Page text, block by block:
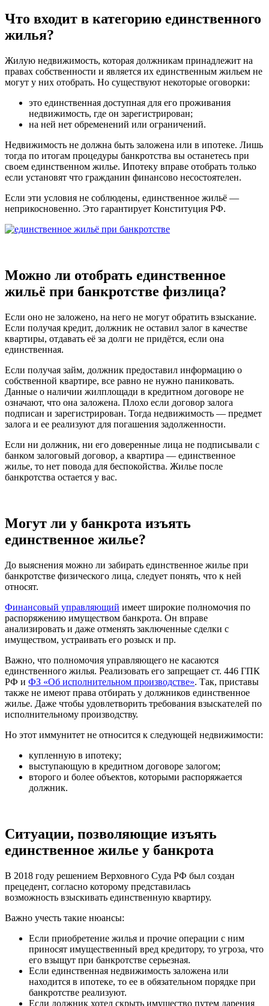
Что входит в категорию единственного
жилья?
Жилую недвижимость, которая должникам принадлежит на
правах собственности и является их единственным жильем не
могут у них отобрать. Но существуют некоторые оговорки:
это единственная доступная для его проживания
недвижимость, где он зарегистрирован;
на ней нет обременений или ограничений.
Недвижимость не должна быть заложена или в ипотеке. Лишь
тогда по итогам процедуры банкротства вы останетесь при
своем единственном жилье. Ипотеку вправе отобрать только
если установят что гражданин финансово несостоятелен.
Если эти условия не соблюдены, единственное жильё —
неприкосновенно. Это гарантирует Конституция РФ.
Можно ли отобрать единственное
жильё при банкротстве физлица?
Если оно не заложено, на него не могут обратить взыскание.
Если получая кредит, должник не оставил залог в качестве
квартиры, отдавать её за долги не придётся, если она
единственная.
Если получая займ, должник предоставил информацию о
собственной квартире, все равно не нужно паниковать.
Данные о наличии жилплощади в кредитном договоре не
означают, что она заложена. Плохо если договор залога
подписан и зарегистрирован. Тогда недвижимость — предмет
залога и ее реализуют для погашения задолженности.
Если ни должник, ни его доверенные лица не подписывали с
банком залоговый договор, а квартира — единственное
жилье, то нет повода для беспокойства. Жилье после
банкротства остается у вас.
Могут ли у банкрота изъять
единственное жилье?
До выяснения можно ли забирать единственное жилье при
банкротстве физического лица, следует понять, что к ней
относят.
Финансовый управляющий имеет широкие полномочия по
распоряжению имуществом банкрота. Он вправе
анализировать и даже отменять заключенные сделки с
имуществом, устраивать его розыск и пр.
Важно, что полномочия управляющего не касаются
единственного жилья. Реализовать его запрещает ст. 446 ГПК
РФ и ФЗ «Об исполнительном производстве». Так, приставы
также не имеют права отбирать у должников единственное
жилье. Даже чтобы удовлетворить требования взыскателей по
исполнительному производству.
Но этот иммунитет не относится к следующей недвижимости:
купленную в ипотеку;
выступающую в кредитном договоре залогом;
второго и более объектов, которыми распоряжается
должник.
Ситуации, позволяющие изъять
единственное жилье у банкрота
В 2018 году решением Верховного Суда РФ был создан
прецедент, согласно которому представилась
возможность взыскивать единственную квартиру.
Важно учесть такие нюансы:
Если приобретение жилья и прочие операции с ним
приносят имущественный вред кредитору, то угроза, что
его взыщут при банкротстве серьезная.
Если единственная недвижимость заложена или
находится в ипотеке, то ее в обязательном порядке при
банкротстве реализуют.
Если должник хотел скрыть имущество путем дарения